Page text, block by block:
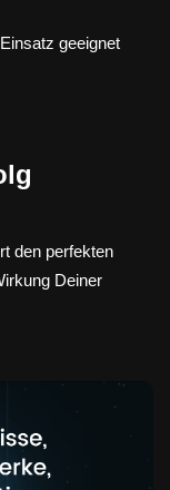
geeignet
den perfekten
Deiner